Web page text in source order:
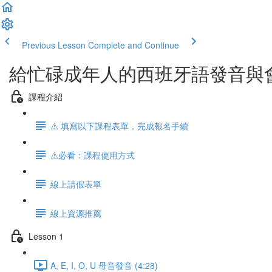
Previous Lesson Complete and Continue
給忙碌成年人的西班牙語發音與
課程介紹
⚠️ 填寫以下課程表單，完成報名手續
⚠️必看：課程使用方式
線上請假表單
線上資源推薦
Lesson 1
A, E, I, O, U 母音發音 (4:28)